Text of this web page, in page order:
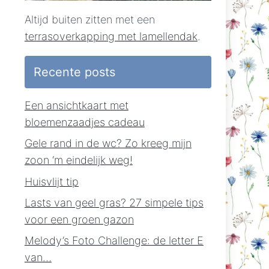
Altijd buiten zitten met een
terrasoverkapping met lamellendak.
Recente posts
Een ansichtkaart met
bloemenzaadjes cadeau
Gele rand in de wc? Zo kreeg mijn
zoon ‘m eindelijk weg!
Huisvlijt tip
Lasts van geel gras? 27 simpele tips
voor een groen gazon
Melody’s Foto Challenge: de letter E
van…